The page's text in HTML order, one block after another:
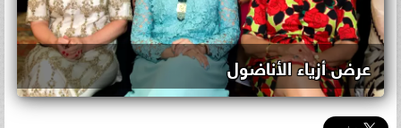
عرض أزياء الأناضول